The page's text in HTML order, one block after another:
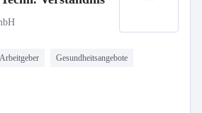
Gesundheitsangebote